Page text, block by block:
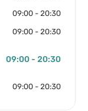
09:00 - 20:30
09:00 - 20:30
09:00 - 20:30
09:00 - 20:30